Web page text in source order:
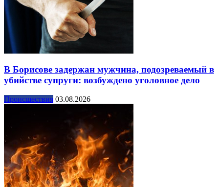
В Борисове задержан мужчина, подозреваемый в
убийстве супруги: возбуждено уголовное дело
Происшествия 03.08.2026